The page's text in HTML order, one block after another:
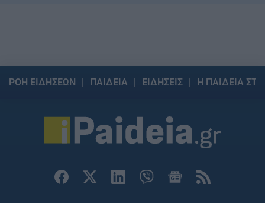
ΡΟΗ ΕΙΔΗΣΕΩΝ ΠΑΙΔΕΙΑ ΕΙΔΗΣΕΙΣ Η ΠΑΙΔΕΙΑ